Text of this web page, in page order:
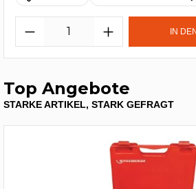
IN
Top Angebote
STARKE ARTIKEL, STARK GEFRAGT